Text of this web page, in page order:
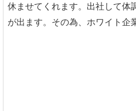
休ませてくれます。出社して体
が出ます。その為、ホワイト企